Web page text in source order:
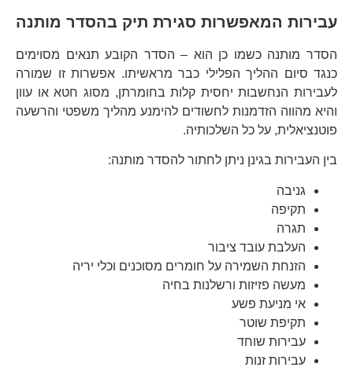
עבירות המאפשרות סגירת תיק בהסדר מותנה
הסדר מותנה כשמו כן הוא – הסדר הקובע תנאים מסוימים
כנגד סיום ההליך הפלילי כבר מראשיתו. אפשרות זו שמורה
לעבירות הנחשבות יחסית קלות בחומרתן, מסוג חטא או עוון
והיא מהווה הזדמנות לחשודים להימנע מהליך משפטי והרשעה
פוטנציאלית, על כל השלכותיה.
בין העבירות בגינן ניתן לחתור להסדר מותנה:
גניבה
תקיפה
תגרה
העלבת עובד ציבור
הזנחת השמירה על חומרים מסוכנים וכלי יריה
מעשה פזיזות ורשלנות בחיה
אי מניעת פשע
תקיפת שוטר
עבירות שוחד
עבירות זנות